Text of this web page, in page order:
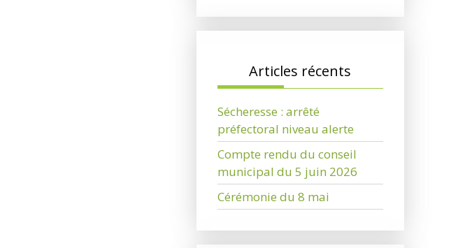
Articles récents
Sécheresse : arrêté
préfectoral niveau alerte
Compte rendu du conseil
municipal du 5 juin 2026
Cérémonie du 8 mai